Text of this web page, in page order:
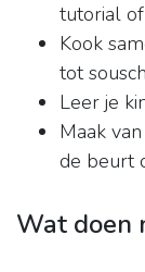
tutorial
Kook
tot
Leer je
Maak
de beurt
Wat doen